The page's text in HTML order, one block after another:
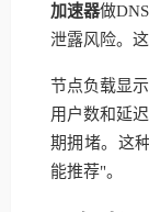
加速器做
泄露风险。
节点负载显
用户数和延
期拥堵。这
能推荐"。